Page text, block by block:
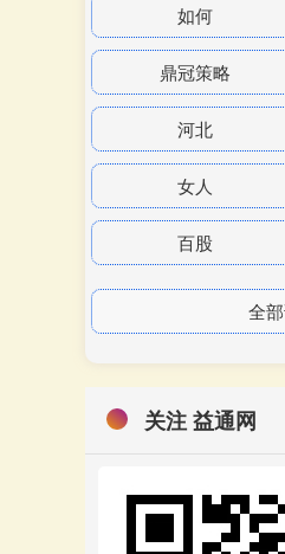
如何
鼎冠策略
河北
女人
百股
全
关注 益通网